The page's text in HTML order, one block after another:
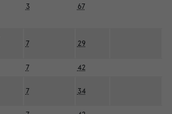
3 67
7 29
7 42
7 34